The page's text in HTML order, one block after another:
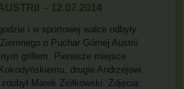
– 12.07.2014
i w sportowej walce odbyły
o Puchar Górnej Austrii
grillem. Pierwsze miejsce
drugie Andrzejowi
Marek Ziółkowski. Zdjęcia: